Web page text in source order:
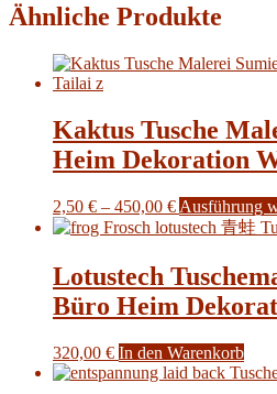
Ähnliche Produkte
Kaktus Tusche
Heim Dekoration
2,50 € – 450,00 €Preisspanne:
2,50 €
450,00 €
Ausführung
Lotustech
Büro Heim
320,00 € In den Warenkorb